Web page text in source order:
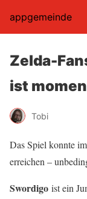
appgemeinde
Zelda-
ist
Tobi
Das Spiel konnte im
erreichen –
Swordigo ist ein